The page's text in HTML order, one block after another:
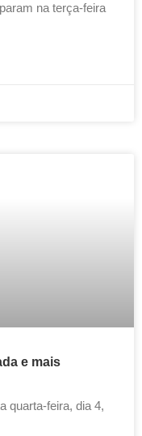
na terça-feira
e mais
quarta-feira, dia 4,